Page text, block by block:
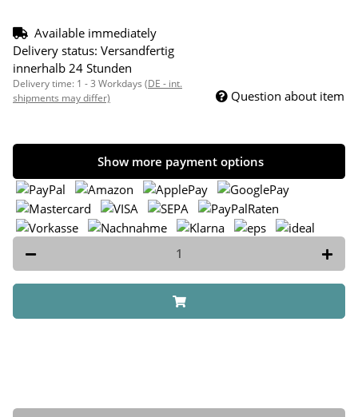
Available immediately
Delivery status: Versandfertig
innerhalb 24 Stunden
Delivery time: 1 - 3 Workdays (DE - int.
shipments may differ)
Question about item
Show more payment options